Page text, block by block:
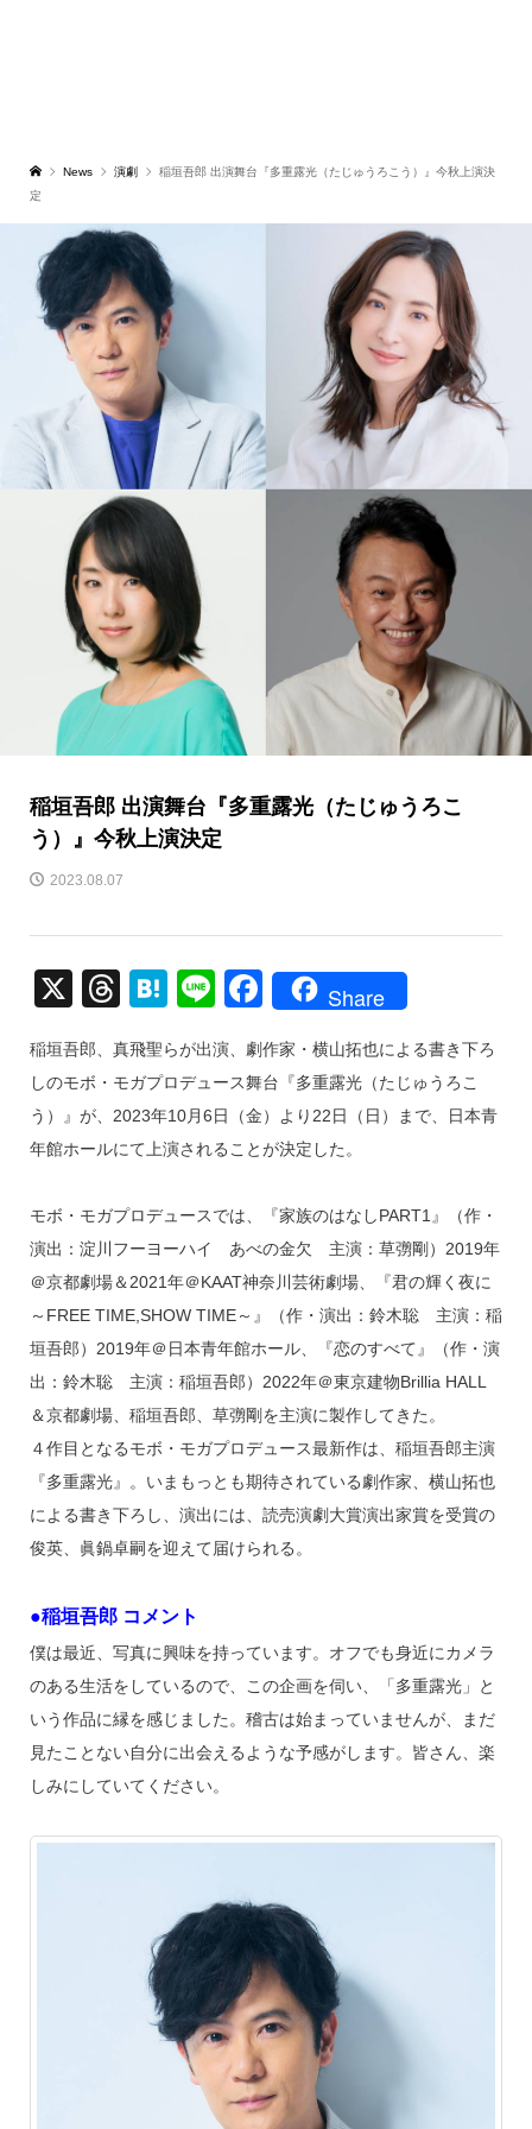
News 演劇
稲垣吾郎 出演舞台『多重露光（たじゅうろこう）』今秋上演決
定
稲垣吾郎 出演舞台『多重露光（たじゅうろこ
う）』今秋上演決定
2023.08.07
X
T
e
a
d
H
e
n
a
Li
e
F
c
e
b
o
k
Share
稲垣吾郎、真飛聖らが出演、劇作家・横山拓也による書き下ろ
しのモボ・モガプロデュース舞台『多重露光（たじゅうろこ
う）』が、2023年10月6日（金）より22日（日）まで、日本青
年館ホールにて上演されることが決定した。
モボ・モガプロデュースでは、『家族のはなしPART1』（作・
演出：淀川フーヨーハイ あべの金欠 主演：草彅剛）2019年
＠京都劇場＆2021年＠KAAT神奈川芸術劇場、『君の輝く夜に
～FREE TIME,SHOW TIME～』（作・演出：鈴木聡 主演：稲
垣吾郎）2019年＠日本青年館ホール、『恋のすべて』（作・演
出：鈴木聡 主演：稲垣吾郎）2022年＠東京建物Brillia HALL
＆京都劇場、稲垣吾郎、草彅剛を主演に製作してきた。
４作目となるモボ・モガプロデュース最新作は、稲垣吾郎主演
『多重露光』。いまもっとも期待されている劇作家、横山拓也
による書き下ろし、演出には、読売演劇大賞演出家賞を受賞の
俊英、眞鍋卓嗣を迎えて届けられる。
●稲垣吾郎 コメント
僕は最近、写真に興味を持っています。オフでも身近にカメラ
のある生活をしているので、この企画を伺い、「多重露光」と
いう作品に縁を感じました。稽古は始まっていませんが、まだ
見たことない自分に出会えるような予感がします。皆さん、楽
しみにしていてください。